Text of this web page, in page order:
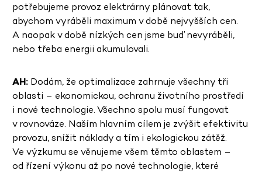
potřebujeme provoz elektrárny plánovat tak,
abychom vyráběli maximum v době nejvyšších cen.
A naopak v době nízkých cen jsme buď nevyráběli,
nebo třeba energii akumulovali.
AH: Dodám, že optimalizace zahrnuje všechny tři
oblasti – ekonomickou, ochranu životního prostředí
i nové technologie. Všechno spolu musí fungovat
v rovnováze. Naším hlavním cílem je zvýšit efektivitu
provozu, snížit náklady a tím i ekologickou zátěž.
Ve výzkumu se věnujeme všem těmto oblastem –
od řízení výkonu až po nové technologie, které